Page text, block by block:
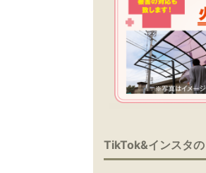
TikTok&インスタの